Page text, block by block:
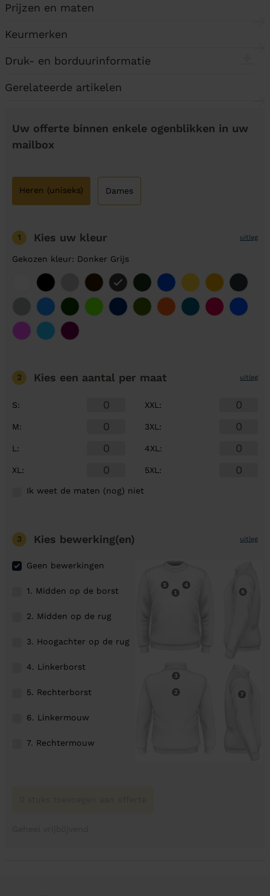
Prijzen en maten
Keurmerken
Druk- en borduurinformatie
Gerelateerde artikelen
Uw offerte binnen enkele ogenblikken in uw
mailbox
Heren (uniseks) Dames
1 Kies uw kleur uitleg
Gekozen kleur: Donker Grijs
2 Kies een aantal per maat uitleg
S:
M:
L :
XL :
XXL :
3XL :
4XL :
5XL :
Ik weet de maten (nog) niet
3 Kies bewerking(en) uitleg
Geen bewerkingen
1. Midden op de borst
2. Midden op de rug
3. Hoogachter op de rug
4. Linkerborst
5. Rechterborst
6. Linkermouw
7. Rechtermouw